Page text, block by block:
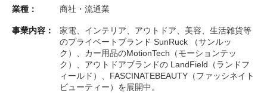
業種： 商社・流通業
事業内容：
家電、インテリア、アウトドア、美容、生活雑貨等
のプライベートブランド SunRuck （サンルッ
ク）、カー用品のMotionTech（モーションテッ
ク）、アウトドアブランドの LandField（ランドフ
ィールド）、FASCINATEBEAUTY（ファッシネイト
ビューティー）を展開中。